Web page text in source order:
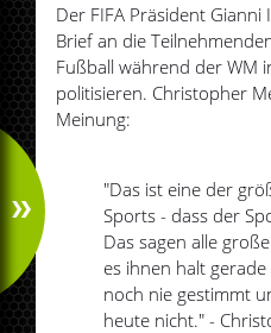
Der FIFA Präsident
Brief an die
Fußball während der WM
politisieren. Christopher
Meinung:
"Das ist eine der
Sports - dass der
Das sagen alle
es ihnen halt
noch nie gestimmt
heute nicht." -